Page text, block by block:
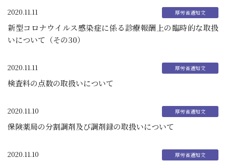
2020.11.11
新型コロナウイルス感染症に係る診療報酬上の臨時的な取扱
いについて（その30）
2020.11.11
検査料の点数の取扱いについて
2020.11.10
保険薬局の分割調剤及び調剤録の取扱いについて
2020.11.10